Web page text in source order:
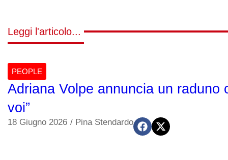
Leggi l'articolo...
PEOPLE
Adriana Volpe annuncia un
voi”
18 Giugno 2026 / Pina Stendardo